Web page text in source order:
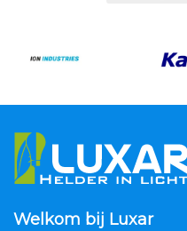
Welkom bij Luxar